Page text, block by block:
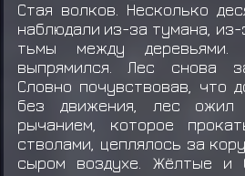
Стая волков. Несколько
наблюдали из-за тумана,
тьмы между деревьями.
выпрямился. Лес снова
Словно почувствовав, что
без движения, лес ожил
рычанием, которое
стволами, цеплялось за
сыром воздухе. Жёлтые и